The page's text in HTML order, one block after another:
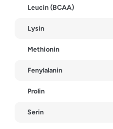
Leucin (BCAA)
Lysin
Methionin
Fenylalanin
Prolin
Serin